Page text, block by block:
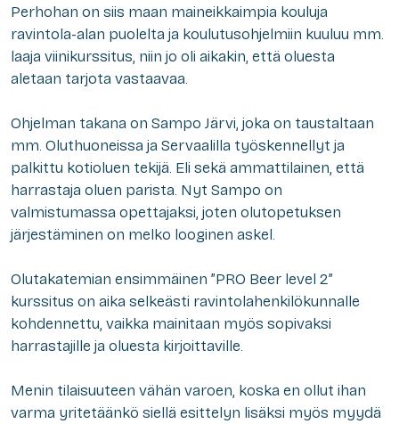
Perhohan on siis maan maineikkaimpia kouluja
ravintola-alan puolelta ja koulutusohjelmiin kuuluu mm.
laaja viinikurssitus, niin jo oli aikakin, että oluesta
aletaan tarjota vastaavaa.
Ohjelman takana on Sampo Järvi, joka on taustaltaan
mm. Oluthuoneissa ja Servaalilla työskennellyt ja
palkittu kotioluen tekijä. Eli sekä ammattilainen, että
harrastaja oluen parista. Nyt Sampo on
valmistumassa opettajaksi, joten olutopetuksen
järjestäminen on melko looginen askel.
Olutakatemian ensimmäinen ”PRO Beer level 2”
kurssitus on aika selkeästi ravintolahenkilökunnalle
kohdennettu, vaikka mainitaan myös sopivaksi
harrastajille ja oluesta kirjoittaville.
Menin tilaisuuteen vähän varoen, koska en ollut ihan
varma yritetäänkö siellä esittelyn lisäksi myös myydä